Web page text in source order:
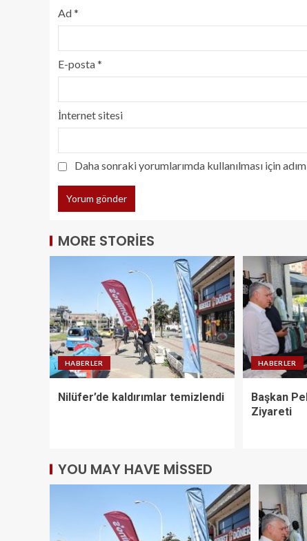
Ad*
E-posta*
İnternet sitesi
Daha sonraki yorumlarımda kullanılması için
MORE STORIES
HABERLER
Nilüfer’de kaldırımlar temizlendi
HABERLER
Başkan
Ziyareti
YOU MAY HAVE MISSED